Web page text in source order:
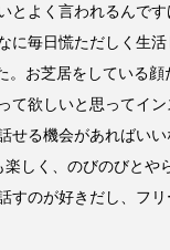
とよく言われるんで
に毎日慌ただしく生
。お芝居をしている顔
て欲しいと思ってイ
せる機会があればい
しく、のびのびとや
すのが好きだし、フ